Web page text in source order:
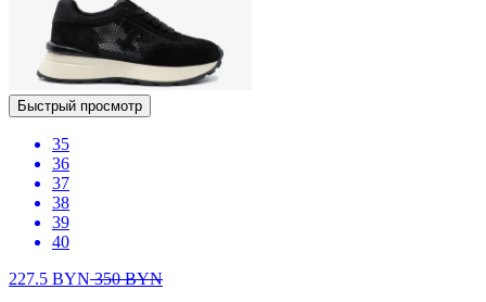
Быстрый просмотр
35
36
37
38
39
40
227.5 BYN350BYN